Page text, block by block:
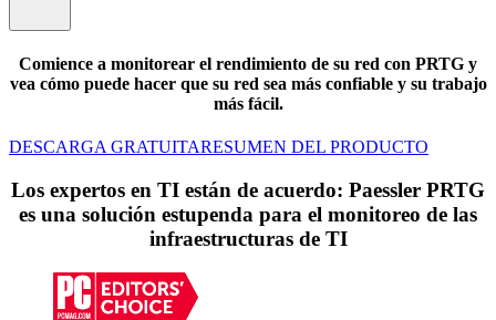
Comience a monitorear el rendimiento de su red con PRTG y
vea cómo puede hacer que su red sea más confiable y su trabajo
más fácil.
DESCARGA GRATUITARESUMEN DEL PRODUCTO
Los expertos en TI están de acuerdo: Paessler PRTG
es una solución estupenda para el monitoreo de las
infraestructuras de TI